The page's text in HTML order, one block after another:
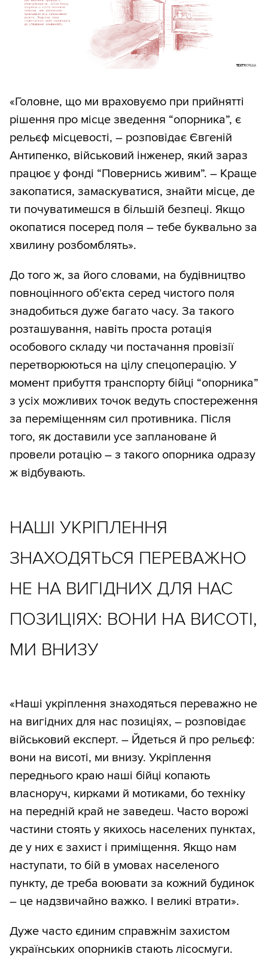
«Головне, що ми враховуємо при прийнятті
рішення про місце зведення “опорника”, є
рельєф місцевості, – розповідає Євгеній
Антипенко, військовий інженер, який зараз
працює у фонді “Повернись живим”. – Краще
закопатися, замаскуватися, знайти місце, де
ти почуватимешся в більшій безпеці. Якщо
окопатися посеред поля – тебе буквально за
хвилину розбомблять».
До того ж, за його словами, на будівництво
повноцінного об'єкта серед чистого поля
знадобиться дуже багато часу. За такого
розташування, навіть проста ротація
особового складу чи постачання провізії
перетворюються на цілу спецоперацію. У
момент прибуття транспорту бійці “опорника”
з усіх можливих точок ведуть спостереження
за переміщенням сил противника. Після
того, як доставили усе заплановане й
провели ротацію – з такого опорника одразу
ж відбувають.
НАШІ УКРІПЛЕННЯ
ЗНАХОДЯТЬСЯ ПЕРЕВАЖНО
НЕ НА ВИГІДНИХ ДЛЯ НАС
ПОЗИЦІЯХ: ВОНИ НА ВИСОТІ,
МИ ВНИЗУ
«Наші укріплення знаходяться переважно не
на вигідних для нас позиціях, – розповідає
військовий експерт. – Йдеться й про рельєф:
вони на висоті, ми внизу. Укріплення
переднього краю наші бійці копають
власноруч, кирками й мотиками, бо техніку
на передній край не заведеш. Часто ворожі
частини стоять у якихось населених пунктах,
де у них є захист і приміщення. Якщо нам
наступати, то бій в умовах населеного
пункту, де треба воювати за кожний будинок
– це надзвичайно важко. І великі втрати».
Дуже часто єдиним справжнім захистом
українських опорників стають лісосмуги.